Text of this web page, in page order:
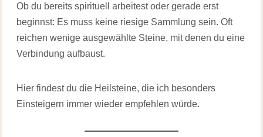
Ob du bereits spirituell arbeitest oder gerade erst
beginnst: Es muss keine riesige Sammlung sein. Oft
reichen wenige ausgewählte Steine, mit denen du eine
Verbindung aufbaust.
Hier findest du die Heilsteine, die ich besonders
Einsteigern immer wieder empfehlen würde.